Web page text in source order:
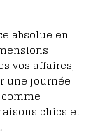
absolue en
vos affaires,
une journée
chics et